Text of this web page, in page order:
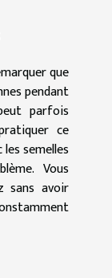
que
pendant
parfois
ce
semelles
Vous
sans avoir